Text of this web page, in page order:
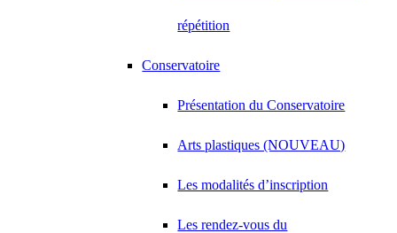
répétition
Conservatoire
Présentation du Conservatoire
Arts plastiques (NOUVEAU)
Les modalités d’inscription
Les rendez-vous du